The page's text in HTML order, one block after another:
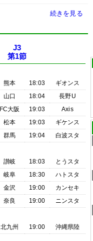
続きを見る
J3
第1節
熊本 18:03
ギオンス
山口 18:04
長野U
FC大阪 19:03
Axis
松本 19:03
ギケンス
群馬 19:04
白波スタ
讃岐 18:03
とうスタ
岐阜 18:30
ハトスタ
金沢 19:00
カンセキ
奈良 19:00
ニンスタ
北九州 19:00 沖縄県陸